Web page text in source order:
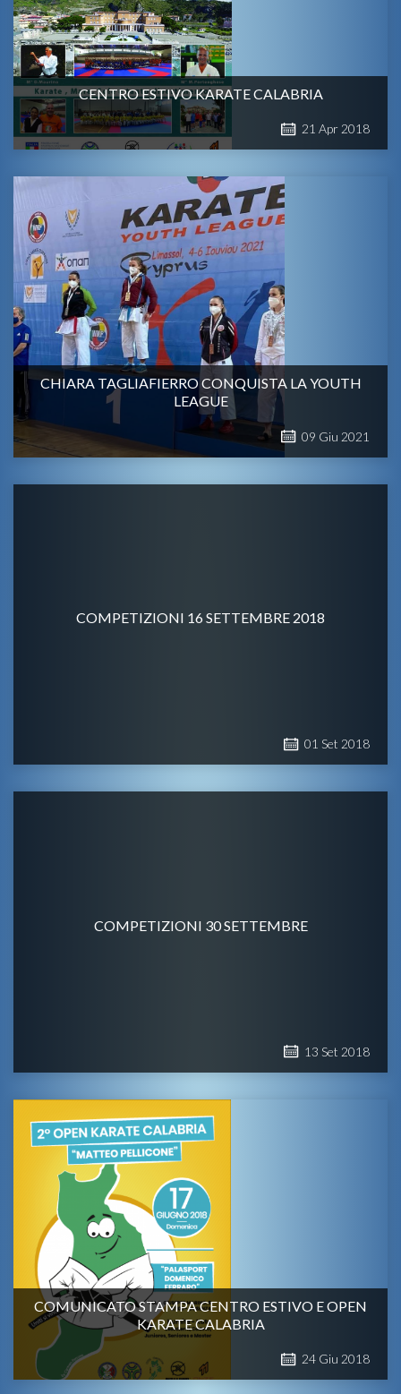
CENTRO ESTIVO KARATE CALABRIA
21 Apr 2018
CHIARA TAGLIAFIERRO CONQUISTA LA YOUTH
LEAGUE
09 Giu 2021
COMPETIZIONI 16 SETTEMBRE 2018
01 Set 2018
COMPETIZIONI 30 SETTEMBRE
13 Set 2018
COMUNICATO STAMPA CENTRO ESTIVO E OPEN
KARATE CALABRIA
24 Giu 2018